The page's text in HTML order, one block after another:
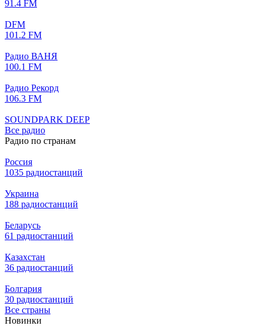
91.4 FM
DFM
101.2 FM
Радио ВАНЯ
100.1 FM
Радио Рекорд
106.3 FM
SOUNDPARK DEEP
Все радио
Радио по странам
Россия
1035 радиостанций
Украина
188 радиостанций
Беларусь
61 радиостанций
Казахстан
36 радиостанций
Болгария
30 радиостанций
Все страны
Новинки